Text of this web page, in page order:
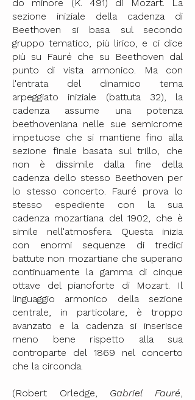
do minore (K. 491) di Mozart. La
sezione iniziale della cadenza di
Beethoven si basa sul secondo
gruppo tematico, più lirico, e ci dice
più su Fauré che su Beethoven dal
punto di vista armonico. Ma con
l'entrata del dinamico tema
arpeggiato iniziale (battuta 32), la
cadenza assume una potenza
beethoveniana nelle sue semicrome
impetuose che si mantiene fino alla
sezione finale basata sul trillo, che
non è dissimile dalla fine della
cadenza dello stesso Beethoven per
lo stesso concerto. Fauré prova lo
stesso espediente con la sua
cadenza mozartiana del 1902, che è
simile nell'atmosfera. Questa inizia
con enormi sequenze di tredici
battute non mozartiane che superano
continuamente la gamma di cinque
ottave del pianoforte di Mozart. Il
linguaggio armonico della sezione
centrale, in particolare, è troppo
avanzato e la cadenza si inserisce
meno bene rispetto alla sua
controparte del 1869 nel concerto
che la circonda.
(Robert Orledge, Gabriel Fauré,